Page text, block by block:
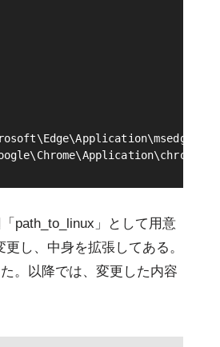
path_to_linux」として用意
し、中身を拡張してある。
。以降では、変更した内容